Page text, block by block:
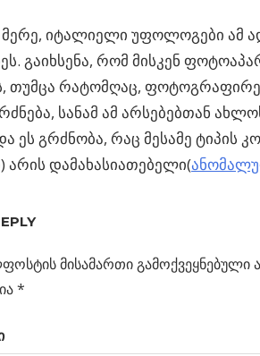
იტალიელი უფოლოგები ამ
გაიხსენა, რომ მისკენ
თუმცა რატომღაც,
სანამ ამ არსებებთან
ეს გრძნობა, რაც მესამე ტიპის
არის დამახასიათებელი(
მისამართი გამოქვეყნებული
*